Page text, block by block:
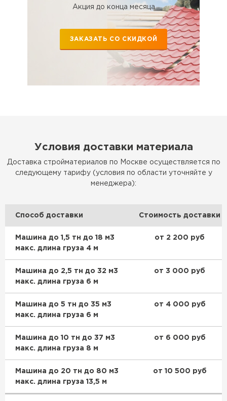
Акция до конца месяца
ЗАКАЗАТЬ СО СКИДКОЙ
Условия доставки материала
Доставка стройматериалов по Москве осуществляется по
следующему тарифу (условия по области уточняйте у
менеджера):
Способ доставки Стоимость доставки
Машина до 1,5 тн до 18 м3
макс. длина груза 4 м
от 2 200 руб
Машина до 2,5 тн до 32 м3
макс. длина груза 6 м
от 3 000 руб
Машина до 5 тн до 35 м3
макс. длина груза 6 м
от 4 000 руб
Машина до 10 тн до 37 м3
макс. длина груза 8 м
от 6 000 руб
Машина до 20 тн до 80 м3
макс. длина груза 13,5 м
от 10 500 руб
Рулонная кровля
ПЕРЕЙТИ
Цементно-песчаная черепица
ПЕРЕЙТИ